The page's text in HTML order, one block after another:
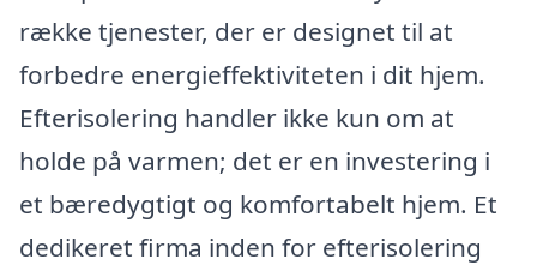
række tjenester, der er designet til at
forbedre energieffektiviteten i dit hjem.
Efterisolering handler ikke kun om at
holde på varmen; det er en investering i
et bæredygtigt og komfortabelt hjem. Et
dedikeret firma inden for efterisolering